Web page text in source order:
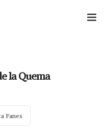
la Quema
Fanes